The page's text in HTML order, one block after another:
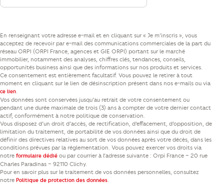
En renseignant votre adresse e-mail et en cliquant sur « Je m’inscris », vous
acceptez de recevoir par e-mail des communications commerciales de la part du
réseau ORPI (ORPI France, agences et GIE ORPI) portant sur le marché
immobilier, notamment des analyses, chiffres clés, tendances, conseils,
opportunités business ainsi que des informations sur nos produits et services.
Ce consentement est entièrement facultatif. Vous pouvez le retirer à tout
moment en cliquant sur le lien de désinscription présent dans nos e-mails ou via
ce lien.
Vos données sont conservées jusqu’au retrait de votre consentement ou
pendant une durée maximale de trois (3) ans à compter de votre dernier contact
actif, conformément à notre politique de conservation.
Vous disposez d’un droit d’accès, de rectification, d’effacement, d’opposition, de
limitation du traitement, de portabilité de vos données ainsi que du droit de
définir des directives relatives au sort de vos données après votre décès, dans les
conditions prévues par la réglementation. Vous pouvez exercer vos droits via
notre formulaire dédié ou par courrier à l’adresse suivante : Orpi France – 20 rue
Charles Paradinas – 92110 Clichy.
Pour en savoir plus sur le traitement de vos données personnelles, consultez
notre Politique de protection des données.